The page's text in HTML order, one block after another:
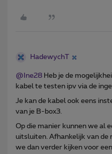
HadewychT
@Ine28 Heb je de
kabel te testen ipv via de
Je kan de kabel ook eens
van je B-box3.
Op die manier kunnen we al
uitsluiten. Afhankelijk van
we dan verder kijken voor